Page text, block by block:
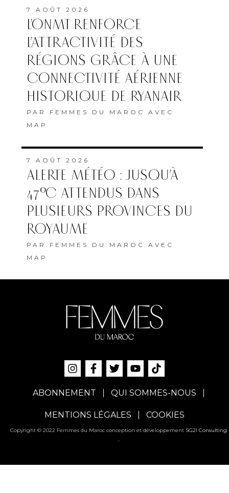
7 AOÛT 2026
L’ONMT RENFORCE
L’ATTRACTIVITÉ DES
RÉGIONS GRÂCE À UNE
CONNECTIVITÉ AÉRIENNE
HISTORIQUE DE RYANAIR
PAR FEMMES DU MAROC AVEC
MAP
7 AOÛT 2026
ALERTE MÉTÉO : JUSQU’À
47°C ATTENDUS DANS
PLUSIEURS PROVINCES DU
ROYAUME
PAR FEMMES DU MAROC AVEC
MAP
ABONNEMENT QUI SOMMES-NOUS
MENTIONS LÉGALES COOKIES
Copyright © 2022 Femmes du Maroc conception et développement SG2I Consulting